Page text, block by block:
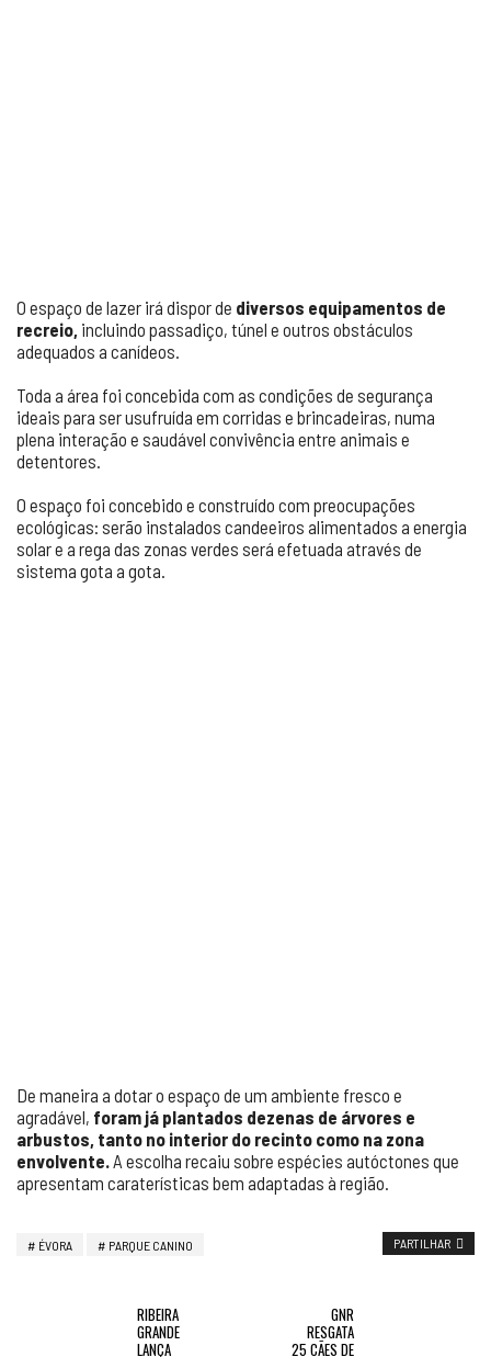
O espaço de lazer irá dispor de diversos equipamentos de
recreio, incluindo passadiço, túnel e outros obstáculos
adequados a canídeos.
Toda a área foi concebida com as condições de segurança
ideais para ser usufruída em corridas e brincadeiras, numa
plena interação e saudável convivência entre animais e
detentores.
O espaço foi concebido e construído com preocupações
ecológicas: serão instalados candeeiros alimentados a energia
solar e a rega das zonas verdes será efetuada através de
sistema gota a gota.
De maneira a dotar o espaço de um ambiente fresco e
agradável, foram já plantados dezenas de árvores e
arbustos, tanto no interior do recinto como na zona
envolvente.A escolha recaiu sobre espécies autóctones que
apresentam caraterísticas bem adaptadas à região.
ÉVORA PARQUE CANINO PARTILHAR
RIBEIRA
GRANDE
LANÇA
GNR
RESGATA
25 CÃES DE